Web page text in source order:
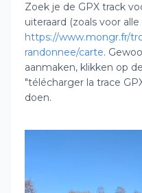
Zoek je de GPX track
uiteraard (zoals voor
https://www.mongr.fr/
randonnee/carte.
aanmaken, klikken op
"télécharger la trace
doen.